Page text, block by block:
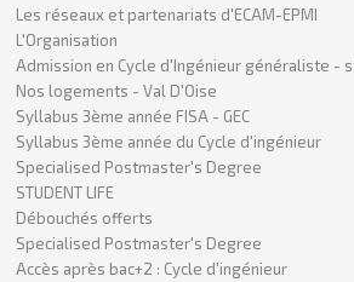
Les réseaux et partenariats d'ECAM-EPMI
L'Organisation
Admission en Cycle d'Ingénieur généraliste -
Nos logements - Val D'Oise
Syllabus 3ème année FISA - GEC
Syllabus 3ème année du Cycle d'ingénieur
Specialised Postmaster's Degree
STUDENT LIFE
Débouchés offerts
Specialised Postmaster's Degree
Accès après bac+2 : Cycle d'ingénieur